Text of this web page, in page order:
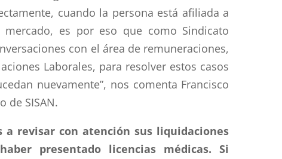
cuando la persona está afiliada a
mercado, es por eso que como Sindicato
con el área de remuneraciones,
Laborales, para resolver estos casos
nuevamente”, nos comenta Francisco
de SISAN.
a revisar con atención sus liquidaciones
presentado licencias médicas. Si